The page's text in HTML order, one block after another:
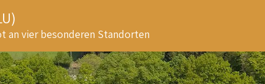
an vier besonderen Standorten